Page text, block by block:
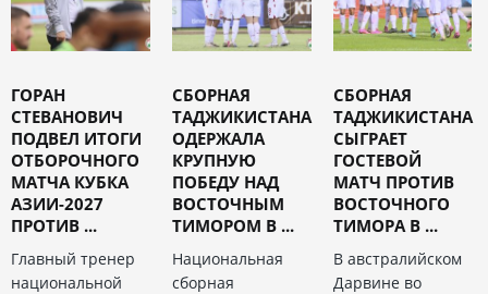
ГОРАН
CТЕВАНОВИЧ
ПОДВЕЛ ИТОГИ
ОТБОРОЧНОГО
МАТЧА КУБКА
АЗИИ-2027
ПРОТИВ ...
Главный тренер
национальной
СБОРНАЯ
ТАДЖИКИСТАНА
ОДЕРЖАЛА
КРУПНУЮ
ПОБЕДУ НАД
ВОСТОЧНЫМ
ТИМОРОМ В ...
Национальная
сборная
СБОРНАЯ
ТАДЖИКИСТАНА
СЫГРАЕТ
ГОСТЕВОЙ
МАТЧ ПРОТИВ
ВОСТОЧНОГО
ТИМОРА В ...
В австралийском
Дарвине во